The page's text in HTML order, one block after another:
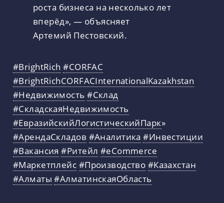
роста бизнеса на несколько лет
вперёд», — объясняет
Артемий Пестовский.
#BrightRich #CORFAC
#BrightRichCORFACInternationalKazakhstan
#Недвижимость #Склад
#СкладскаяНедвижимость
#ЕвразийскийЛогистическийПарк»
#АрендаСкладов #Аналитика #Инвестиции
#Вакансия #Ритейл #eCommerce
#Маркетплейс #Производство #Казахстан
#Алматы #АлматинскаяОбласть